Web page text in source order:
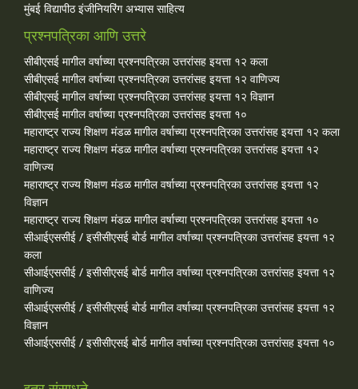
मुंबई विद्यापीठ इंजीनियरिंग अभ्यास साहित्य
प्रश्नपत्रिका आणि उत्तरे
सीबीएसई मागील वर्षाच्या प्रश्‍नपत्रिका उत्तरांसह इयत्ता १२ कला
सीबीएसई मागील वर्षाच्या प्रश्‍नपत्रिका उत्तरांसह इयत्ता १२ वाणिज्य
सीबीएसई मागील वर्षाच्या प्रश्‍नपत्रिका उत्तरांसह इयत्ता १२ विज्ञान
सीबीएसई मागील वर्षाच्या प्रश्‍नपत्रिका उत्तरांसह इयत्ता १०
महाराष्ट्र राज्य शिक्षण मंडळ मागील वर्षाच्या प्रश्‍नपत्रिका उत्तरांसह इयत्ता १२ कला
महाराष्ट्र राज्य शिक्षण मंडळ मागील वर्षाच्या प्रश्‍नपत्रिका उत्तरांसह इयत्ता १२
वाणिज्य
महाराष्ट्र राज्य शिक्षण मंडळ मागील वर्षाच्या प्रश्‍नपत्रिका उत्तरांसह इयत्ता १२
विज्ञान
महाराष्ट्र राज्य शिक्षण मंडळ मागील वर्षाच्या प्रश्‍नपत्रिका उत्तरांसह इयत्ता १०
सीआईएससीई / इसीसीएसई बोर्ड मागील वर्षाच्या प्रश्‍नपत्रिका उत्तरांसह इयत्ता १२
कला
सीआईएससीई / इसीसीएसई बोर्ड मागील वर्षाच्या प्रश्‍नपत्रिका उत्तरांसह इयत्ता १२
वाणिज्य
सीआईएससीई / इसीसीएसई बोर्ड मागील वर्षाच्या प्रश्‍नपत्रिका उत्तरांसह इयत्ता १२
विज्ञान
सीआईएससीई / इसीसीएसई बोर्ड मागील वर्षाच्या प्रश्‍नपत्रिका उत्तरांसह इयत्ता १०